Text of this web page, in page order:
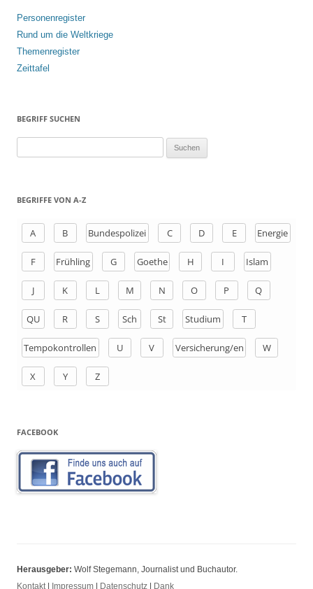
Personenregister
Rund um die Weltkriege
Themenregister
Zeittafel
BEGRIFF SUCHEN
h
BEGRIFFE VON A-Z
A B Bundespolizei C D E Energie
F Frühling G Goethe H I Islam
J K L M N O P Q
QU R S Sch St Studium T
Tempokontrollen U V Versicherung/en W
X Y Z
FACEBOOK
Herausgeber: Wolf Stegemann, Journalist und Buchautor.
Kontakt| Impressum Datenschutz Dank